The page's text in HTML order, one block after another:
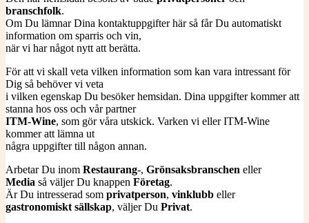
branschfolk.
Om Du lämnar Dina kontaktuppgifter här så får Du automatiskt
information om sparris och vin,
när vi har något nytt att berätta.
För att vi skall veta vilken information som kan vara intressant för
Dig så behöver vi veta
i vilken egenskap Du besöker hemsidan. Dina uppgifter kommer att
stanna hos oss och vår partner
ITM-Wine, som gör våra utskick. Varken vi eller ITM-Wine
kommer att lämna ut
några uppgifter till någon annan.
Arbetar Du inom Restaurang-, Grönsaksbranschen eller
Media så väljer Du knappen Företag.
Är Du intresserad som privatperson, vinklubb eller
gastronomiskt sällskap, väljer Du Privat.